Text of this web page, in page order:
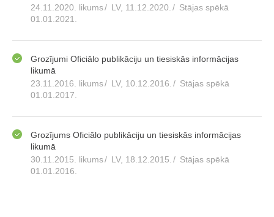
24.11.2020. likums/ LV, 11.12.2020. / Stājas spēkā
01.01.2021.
Grozījumi Oficiālo publikāciju un tiesiskās informācijas
likumā
23.11.2016. likums/ LV, 10.12.2016. / Stājas spēkā
01.01.2017.
Grozījums Oficiālo publikāciju un tiesiskās informācijas
likumā
30.11.2015. likums/ LV, 18.12.2015. / Stājas spēkā
01.01.2016.